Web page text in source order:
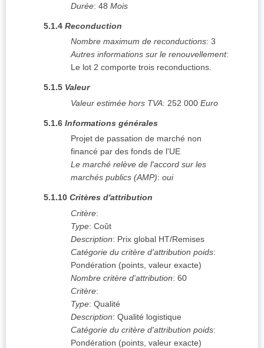
Durée: 48 Mois
5.1.4 Reconduction
Nombre maximum de reconductions: 3
Autres informations sur le renouvellement:
Le lot 2 comporte trois reconductions.
5.1.5 Valeur
Valeur estimée hors TVA: 252 000 Euro
5.1.6 Informations générales
Projet de passation de marché non
financé par des fonds de l'UE
Le marché relève de l'accord sur les
marchés publics (AMP): oui
5.1.10 Critères d'attribution
Critère:
Type: Coût
Description: Prix global HT/Remises
Catégorie du critère d'attribution poids:
Pondération (points, valeur exacte)
Nombre critère d'attribution: 60
Critère:
Type: Qualité
Description: Qualité logistique
Catégorie du critère d'attribution poids:
Pondération (points, valeur exacte)